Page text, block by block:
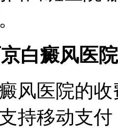
白癜风医
风医院的
持移动支